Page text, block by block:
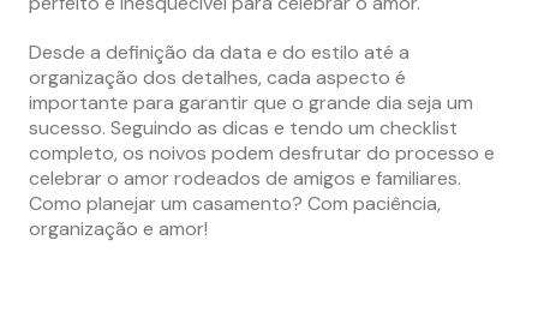
Desde a definição da data e do estilo até a
organização dos detalhes, cada aspecto é
importante para garantir que o grande dia seja um
sucesso. Seguindo as dicas e tendo um checklist
completo, os noivos podem desfrutar do processo e
celebrar o amor rodeados de amigos e familiares.
Como planejar um casamento? Com paciência,
organização e amor!